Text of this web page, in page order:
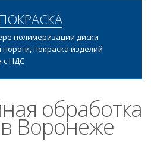
полимеризации диски
покраска изделий
с НДС
обработка
Воронеже